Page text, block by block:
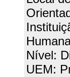
Nível:
UEM: